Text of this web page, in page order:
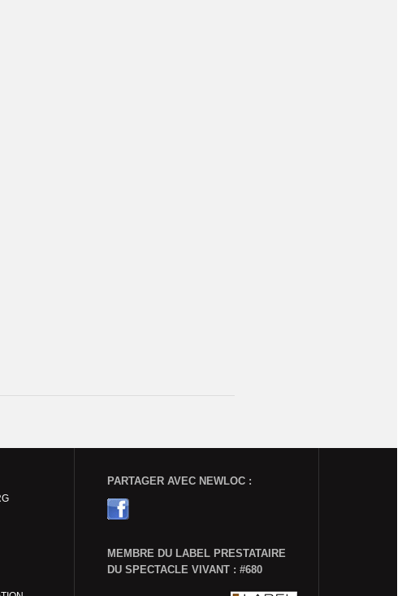
PARTAGER AVEC NEWLOC :
MEMBRE DU LABEL PRESTATAIRE
DU SPECTACLE VIVANT : #680